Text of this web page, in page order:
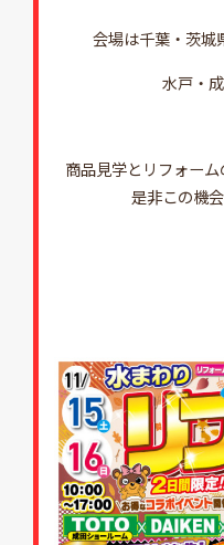
会場は千葉・茨
水戸・
商品見学とリフォーム
是非この機